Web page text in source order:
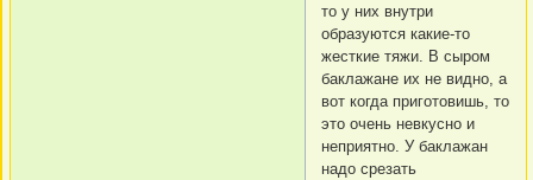
то у них внутри
образуются какие-то
жесткие тяжи. В сыром
баклажане их не видно, а
вот когда приготовишь, то
это очень невкусно и
неприятно. У баклажан
надо срезать